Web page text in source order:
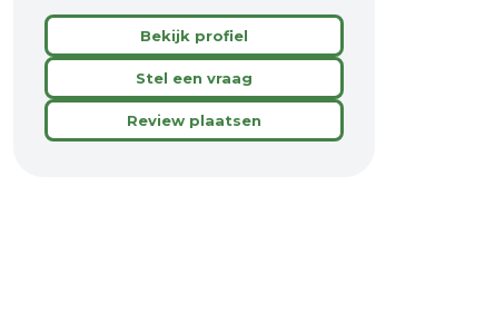
Bekijk profiel
Stel een vraag
Review plaatsen